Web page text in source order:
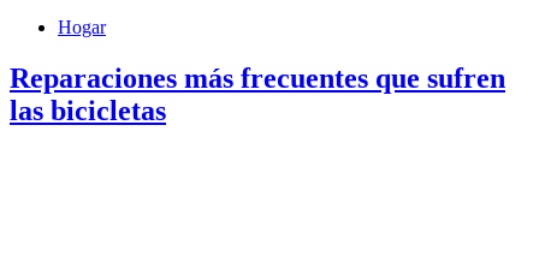
Hogar
Reparaciones más frecuentes que sufren
las bicicletas